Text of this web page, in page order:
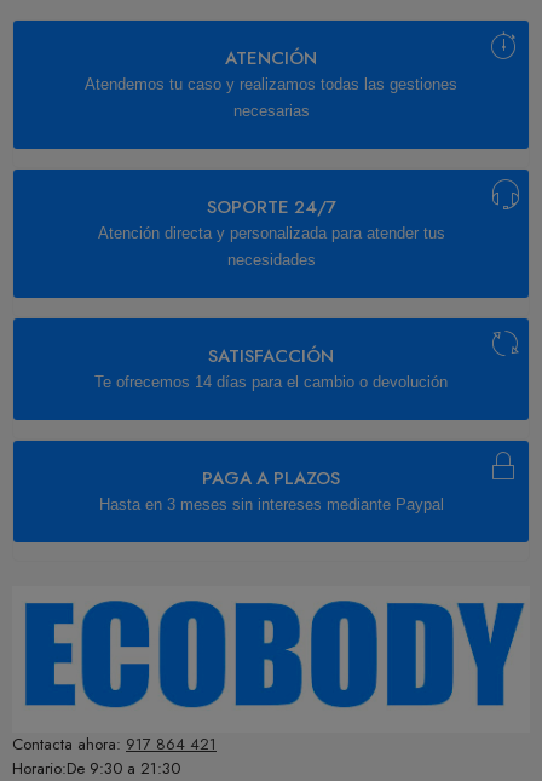
ATENCIÓN
Atendemos tu caso y realizamos todas las gestiones
necesarias
SOPORTE 24/7
Atención directa y personalizada para atender tus
necesidades
SATISFACCIÓN
Te ofrecemos 14 días para el cambio o devolución
PAGA A PLAZOS
Hasta en 3 meses sin intereses mediante Paypal
Contacta ahora: 917 864 421
Horario:De 9:30 a 21:30